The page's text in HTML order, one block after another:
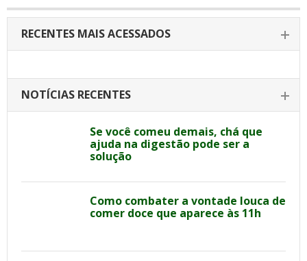
RECENTES MAIS ACESSADOS
NOTÍCIAS RECENTES
Se você comeu demais, chá que
ajuda na digestão pode ser a
solução
Como combater a vontade louca de
comer doce que aparece às 11h